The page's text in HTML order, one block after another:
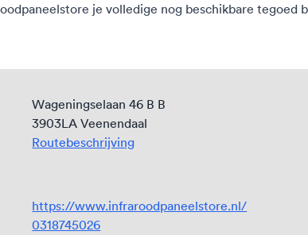
je volledige nog beschikbare tegoed
Wageningselaan 46 B B
3903LA Veenendaal
Routebeschrijving
https://www.infraroodpaneelstore.nl/
0318745026